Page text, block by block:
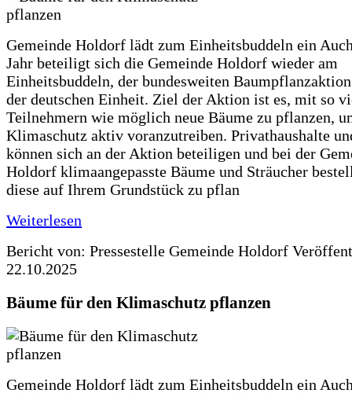
Gemeinde Holdorf lädt zum Einheitsbuddeln ein
Jahr beteiligt sich die Gemeinde Holdorf wieder am
Einheitsbuddeln, der bundesweiten
der deutschen Einheit. Ziel der Aktion ist es, mit so
Teilnehmern wie möglich neue Bäume zu pflanzen,
Klimaschutz aktiv voranzutreiben. Privathaushalte
können sich an der Aktion beteiligen und bei der
Holdorf klimaangepasste Bäume und Sträucher
diese auf Ihrem Grundstück zu pflan
Weiterlesen
Bericht von: Pressestelle Gemeinde Holdorf
22.10.2025
Bäume für den Klimaschutz pflanzen
Gemeinde Holdorf lädt zum Einheitsbuddeln ein